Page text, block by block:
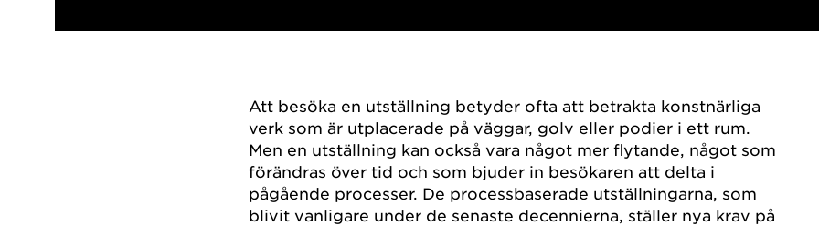
Att besöka en utställning betyder ofta att betrakta konstnärliga
verk som är utplacerade på väggar, golv eller podier i ett rum.
Men en utställning kan också vara något mer flytande, något som
förändras över tid och som bjuder in besökaren att delta i
pågående processer. De processbaserade utställningarna, som
blivit vanligare under de senaste decennierna, ställer nya krav på